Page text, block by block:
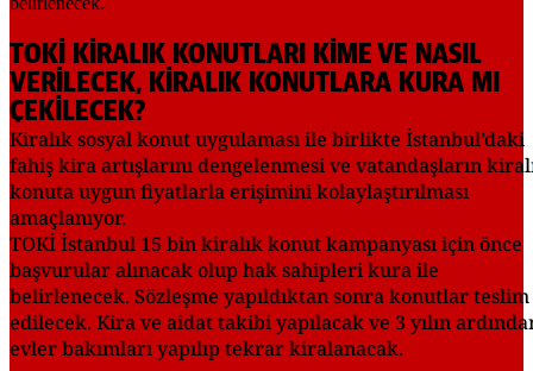
TOKİ KİRALIK KONUTLARI KİME VE NASIL
VERİLECEK, KİRALIK KONUTLARA KURA MI
ÇEKİLECEK?
Kiralık sosyal konut uygulaması ile birlikte İstanbul’daki
fahiş kira artışlarını dengelenmesi ve vatandaşların
konuta uygun fiyatlarla erişimini kolaylaştırılması
amaçlanıyor.
TOKİ İstanbul 15 bin kiralık konut kampanyası için önce
başvurular alınacak olup hak sahipleri kura ile
belirlenecek. Sözleşme yapıldıktan sonra konutlar teslim
edilecek. Kira ve aidat takibi yapılacak ve 3 yılın
evler bakımları yapılıp tekrar kiralanacak.